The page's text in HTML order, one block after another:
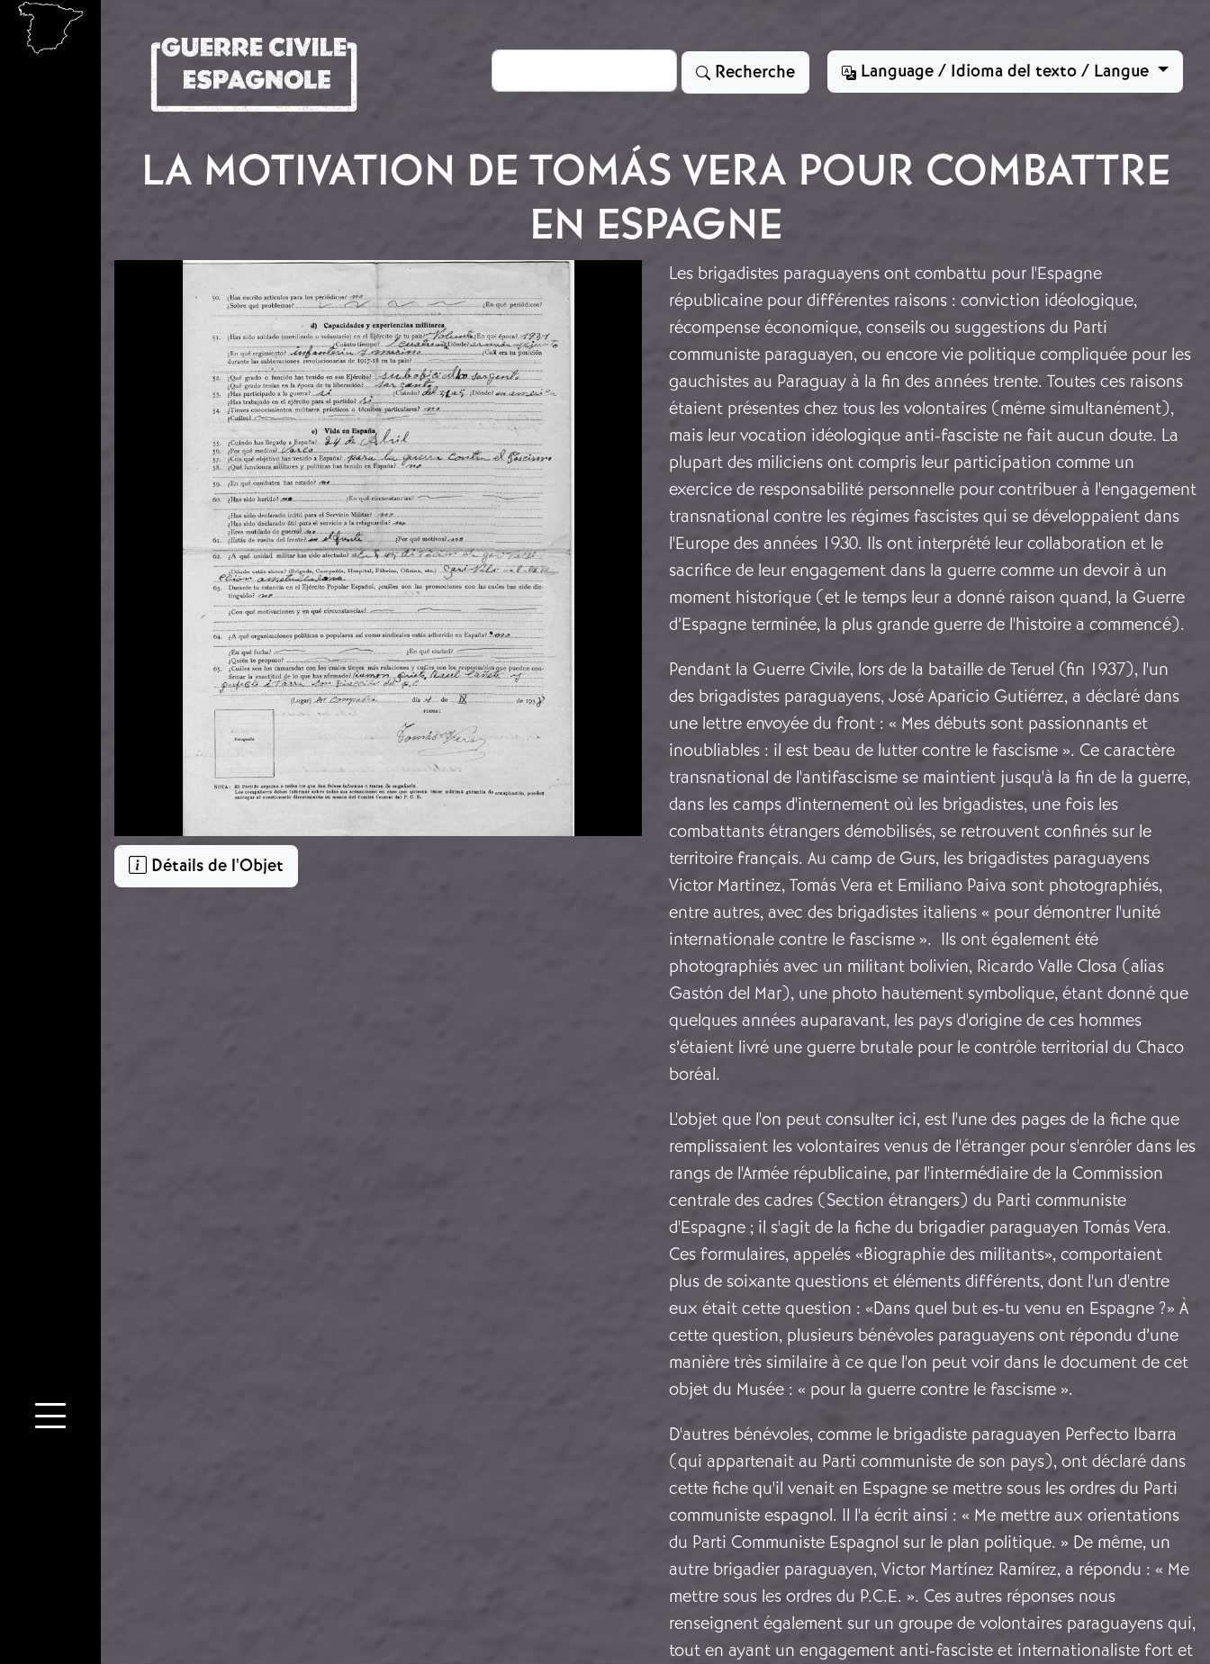
Aller au contenu principal
Rechercher Recherche Language / Idioma del texto / Langue
LA MOTIVATION DE TOMÁS VERA POUR COMBATTRE
EN ESPAGNE
Détails de l'Objet
Les brigadistes paraguayens ont combattu pour l'Espagne
républicaine pour différentes raisons : conviction idéologique,
récompense économique, conseils ou suggestions du Parti
communiste paraguayen, ou encore vie politique compliquée pour les
gauchistes au Paraguay à la fin des années trente. Toutes ces raisons
étaient présentes chez tous les volontaires (même simultanément),
mais leur vocation idéologique anti-fasciste ne fait aucun doute. La
plupart des miliciens ont compris leur participation comme un
exercice de responsabilité personnelle pour contribuer à l'engagement
transnational contre les régimes fascistes qui se développaient dans
l'Europe des années 1930. Ils ont interprété leur collaboration et le
sacrifice de leur engagement dans la guerre comme un devoir à un
moment historique (et le temps leur a donné raison quand, la Guerre
d’Espagne terminée, la plus grande guerre de l'histoire a commencé).
Pendant la Guerre Civile, lors de la bataille de Teruel (fin 1937), l'un
des brigadistes paraguayens, José Aparicio Gutiérrez, a déclaré dans
une lettre envoyée du front : « Mes débuts sont passionnants et
inoubliables : il est beau de lutter contre le fascisme ». Ce caractère
transnational de l'antifascisme se maintient jusqu'à la fin de la guerre,
dans les camps d'internement où les brigadistes, une fois les
combattants étrangers démobilisés, se retrouvent confinés sur le
territoire français. Au camp de Gurs, les brigadistes paraguayens
Victor Martinez, Tomás Vera et Emiliano Paiva sont photographiés,
entre autres, avec des brigadistes italiens « pour démontrer l'unité
internationale contre le fascisme ». Ils ont également été
photographiés avec un militant bolivien, Ricardo Valle Closa (alias
Gastón del Mar), une photo hautement symbolique, étant donné que
quelques années auparavant, les pays d'origine de ces hommes
s’étaient livré une guerre brutale pour le contrôle territorial du Chaco
boréal.
L'objet que l'on peut consulter ici, est l'une des pages de la fiche que
remplissaient les volontaires venus de l'étranger pour s'enrôler dans les
rangs de l'Armée républicaine, par l'intermédiaire de la Commission
centrale des cadres (Section étrangers) du Parti communiste
d'Espagne ; il s'agit de la fiche du brigadier paraguayen Tomás Vera.
Ces formulaires, appelés «Biographie des militants», comportaient
plus de soixante questions et éléments différents, dont l'un d'entre
eux était cette question : «Dans quel but es-tu venu en Espagne ?» À
cette question, plusieurs bénévoles paraguayens ont répondu d’une
manière très similaire à ce que l'on peut voir dans le document de cet
objet du Musée : « pour la guerre contre le fascisme ».
D'autres bénévoles, comme le brigadiste paraguayen Perfecto Ibarra
(qui appartenait au Parti communiste de son pays), ont déclaré dans
cette fiche qu'il venait en Espagne se mettre sous les ordres du Parti
communiste espagnol. Il l'a écrit ainsi : « Me mettre aux orientations
du Parti Communiste Espagnol sur le plan politique. » De même, un
autre brigadier paraguayen, Victor Martínez Ramírez, a répondu : « Me
mettre sous les ordres du P.C.E. ». Ces autres réponses nous
renseignent également sur un groupe de volontaires paraguayens qui,
tout en ayant un engagement anti-fasciste et internationaliste fort et